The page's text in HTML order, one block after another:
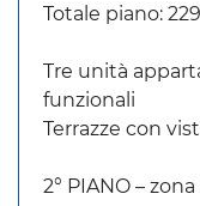
Totale piano:
Tre unità
funzionali
Terrazze con
2° PIANO –